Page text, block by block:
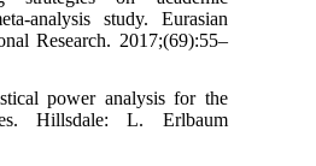
analysis study. Eurasian
Research. 2017;(69):55–
power analysis for the
Hillsdale: L. Erlbaum